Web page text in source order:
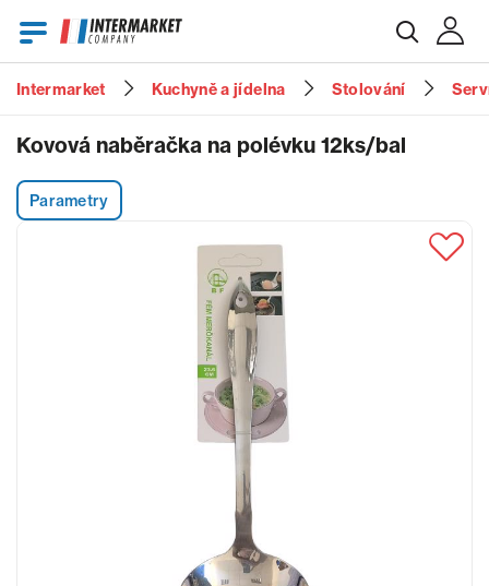
Heslo
Zapomenuté heslo?
Intermarket Kuchyně a jídelna Stolování
Kovová naběračka na polévku 12ks/bal
Parametry